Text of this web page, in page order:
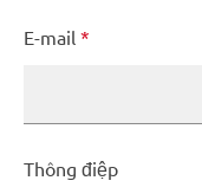
E-mail *
Thông điệp